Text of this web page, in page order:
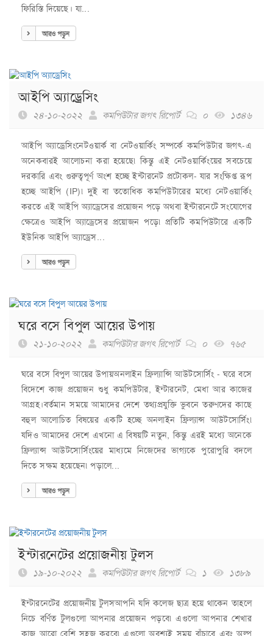
ফিরিস্তি দিয়েছে। যা...
আরও পড়ুন
আইপি অ্যাড্রেসিং
২৪-১০-২০২২ কমপিউটার জগৎ রিপোর্ট ০ ১৩৪৬
আইপি অ্যাড্রেসিংনেটওয়ার্ক বা নেটওয়ার্কিং সম্পর্কে কমপিউটার জগৎ-এ
অনেকবারই আলোচনা করা হয়েছে৷ কিন্তু এই নেটওয়ার্কিংয়ের সবচেয়ে
দরকারি এবং গুরুত্বপূর্ণ অংশ হচ্ছে ইন্টারনেট প্রটোকল- যার সংক্ষিপ্ত রূপ
হচ্ছে আইপি (IP)৷ দুই বা ততোধিক কমপিউটারের মধ্যে নেটওয়ার্কিং
করতে এই আইপি অ্যাড্রেসের প্রয়োজন পড়ে অথবা ইন্টারনেটে সংযোগের
ক্ষেত্রেও আইপি অ্যাড্রেসের প্রয়োজন পড়ে৷ প্রতিটি কমপিউটারে একটি
ইউনিক আইপি অ্যাড্রেস...
আরও পড়ুন
ঘরে বসে বিপুল ‍আয়ের ‍উপায়
২১-১০-২০২২ কমপিউটার জগৎ রিপোর্ট ০ ৭৬৫
ঘরে বসে বিপুল ‍আয়ের ‍উপায়অনলাইন ফ্রিল্যান্সি আউটসোর্সিং - ঘরে বসে
বিদেশে কাজ প্রয়োজন শুধু কমপিউটার, ইন্টারনেট, মেধা ‍আর কাজের
‍আগ্রহ।বর্তমান সময়ে আমাদের দেশে তথ্যপ্রযুক্তি ভুবনে তরুণদের কাছে
বহুল আলোচিত বিষয়ের একটি হচ্ছে অনলাইন ফ্রিল্যান্স আউটসোর্সিং৷
যদিও আমাদের দেশে এখনো এ বিষয়টি নতুন, কিন্তু এরই মধ্যে অনেকে
ফ্রিল্যান্স আউটসোর্সিংয়ের মাধ্যমে নিজেদের ভাগ্যকে পুরোপুরি বদলে
দিতে সক্ষম হয়েছেন৷ পড়ালে...
আরও পড়ুন
ইন্টারনেটের প্রয়োজনীয় টুলস
১৯-১০-২০২২ কমপিউটার জগৎ রিপোর্ট ১ ১৩৮৯
ইন্টারনেটের প্রয়োজনীয় টুলসআপনি যদি কলেজ ছাত্র হয়ে থাকেন তাহলে
নিচে বর্ণিত টুলগুলো আপনার প্রয়োজন পড়বে৷ এগুলো আপনার শেখার
কাজ আরো বেশি সহজ করবে৷ এগুলো অবশ্যই সময় বাঁচাবে এবং অল্প